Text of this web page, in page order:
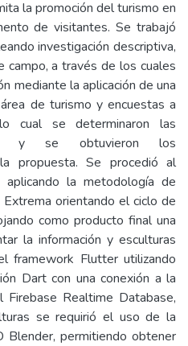
la promoción del turismo en
de visitantes. Se trabajó
investigación descriptiva,
campo, a través de los cuales
mediante la aplicación de una
de turismo y encuestas a
cual se determinaron las
y se obtuvieron los
propuesta. Se procedió al
la metodología de
orientando el ciclo de
como producto final una
la información y esculturas
framework Flutter utilizando
Dart con una conexión a la
Realtime Database,
se requirió el uso de la
permitiendo obtener